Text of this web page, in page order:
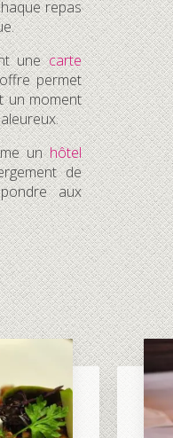
repas
unecarte
permet
un moment
unhôtel
de
aux